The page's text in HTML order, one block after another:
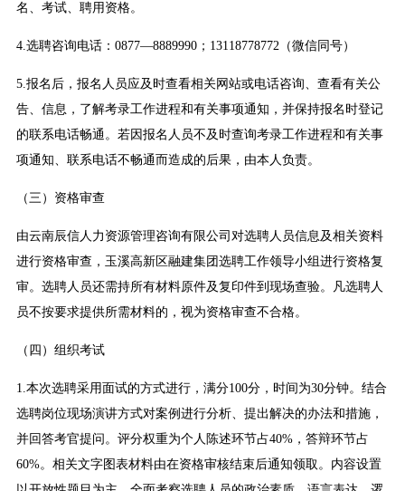
名、考试、聘用资格。
4.选聘咨询电话：0877—8889990；13118778772（微信同号）
5.报名后，报名人员应及时查看相关网站或电话咨询、查看有关公
告、信息，了解考录工作进程和有关事项通知，并保持报名时登记
的联系电话畅通。若因报名人员不及时查询考录工作进程和有关事
项通知、联系电话不畅通而造成的后果，由本人负责。
（三）资格审查
由云南辰信人力资源管理咨询有限公司对选聘人员信息及相关资料
进行资格审查，玉溪高新区融建集团选聘工作领导小组进行资格复
审。选聘人员还需持所有材料原件及复印件到现场查验。凡选聘人
员不按要求提供所需材料的，视为资格审查不合格。
（四）组织考试
1.本次选聘采用面试的方式进行，满分100分，时间为30分钟。结合
选聘岗位现场演讲方式对案例进行分析、提出解决的办法和措施，
并回答考官提问。评分权重为个人陈述环节占40%，答辩环节占
60%。相关文字图表材料由在资格审核结束后通知领取。内容设置